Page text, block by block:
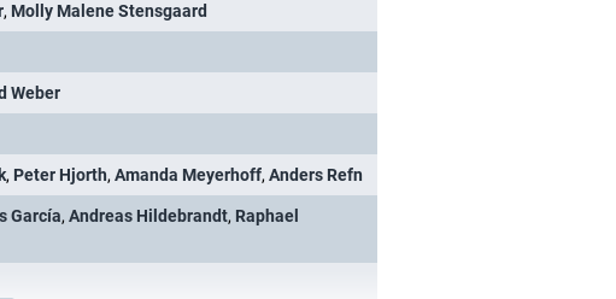
, Molly Malene Stensgaard
Weber
, Peter Hjorth, Amanda Meyerhoff, Anders Refn
García, Andreas Hildebrandt, Raphael